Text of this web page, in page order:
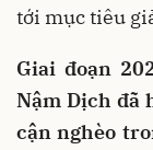
tới mục tiêu
Giai đoạn
Nậm Dịch đã
cận nghèo